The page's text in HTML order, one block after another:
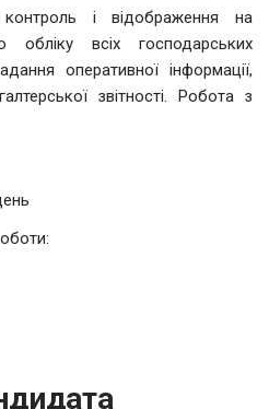
контроль і відображення на
обліку всіх господарських
оперативної інформації,
звітності. Робота з